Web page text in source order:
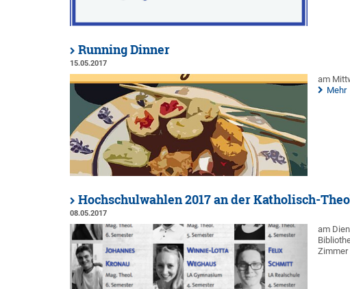
Running Dinner
15.05.2017
am
Mehr
Hochschulwahlen 2017 an der Katholisch-
08.05.2017
am
Zimmer